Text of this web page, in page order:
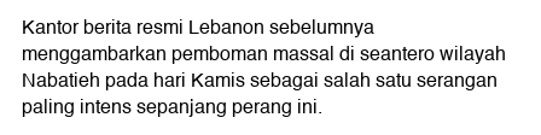
Kantor berita resmi Lebanon sebelumnya
menggambarkan pemboman massal di seantero wilayah
Nabatieh pada hari Kamis sebagai salah satu serangan
paling intens sepanjang perang ini.